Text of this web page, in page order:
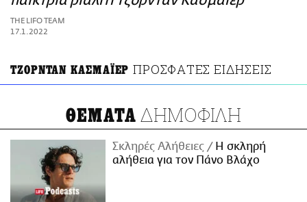
ΑΜΠΑ
PRINT
THE LIFO TEAM
17.1.2022
ΤΖΟΡΝΤΑΝ ΚΑΣΜΑΪΕΡ ΠΡΟΣΦΑΤΕΣ ΕΙΔΗΣΕΙΣ
ΘΕΜΑΤΑ ΔΗΜΟΦΙΛΗ
Σκληρές Αλήθειες
H σκληρή
αλήθεια για τον Πάνο Βλάχο